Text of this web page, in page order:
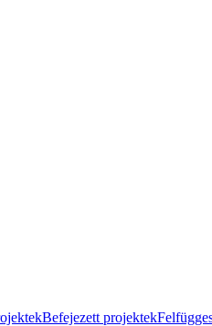
Befejezett projektek